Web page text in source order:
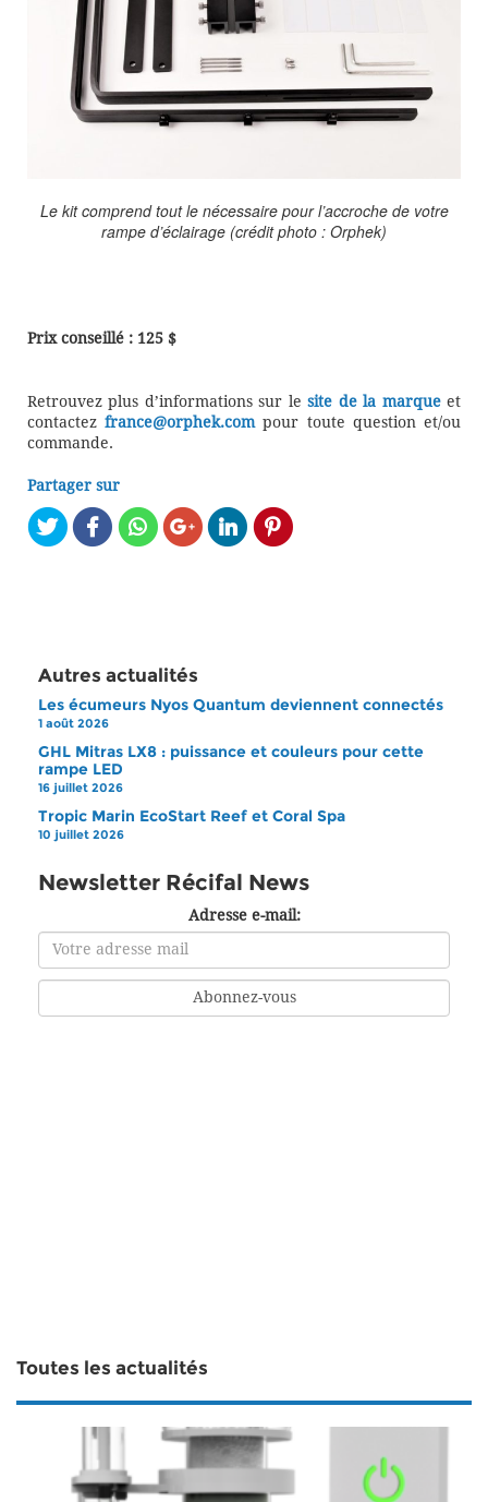
Le kit comprend tout le nécessaire pour l’accroche de votre
rampe d’éclairage (crédit photo : Orphek)
Prix conseillé : 125 $
Retrouvez plus d’informations sur lesite de la marqueet
contactezfrance@orphek.compour toute question et/ou
commande.
Partager sur
Autres actualités
Les écumeurs Nyos Quantum deviennent connectés
1 août 2026
GHL Mitras LX8 : puissance et couleurs pour cette
rampe LED
16 juillet 2026
Tropic Marin EcoStart Reef et Coral Spa
10 juillet 2026
Newsletter Récifal News
Adresse e-mail:
Toutes les actualités